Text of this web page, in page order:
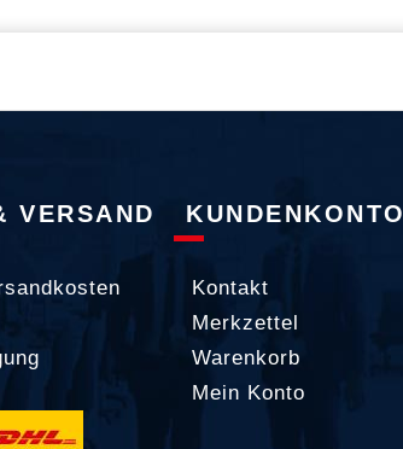
VERSAND KUNDENKONTO
Kontakt
Merkzettel
Warenkorb
Mein Konto